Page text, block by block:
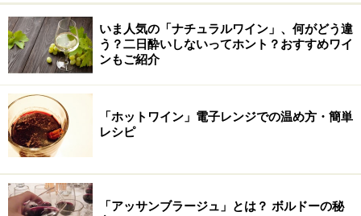
いま人気の「ナチュラルワイン」、何がどう違
う？二日酔いしないってホント？おすすめワイ
ンもご紹介
「ホットワイン」電子レンジでの温め方・簡単
レシピ
「アッサンブラージュ」とは？ ボルドーの秘